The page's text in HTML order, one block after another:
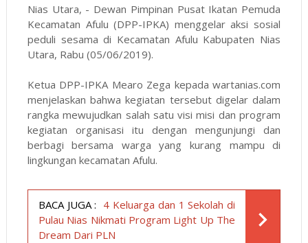
Nias Utara, - Dewan Pimpinan Pusat Ikatan Pemuda
Kecamatan Afulu (DPP-IPKA) menggelar aksi sosial
peduli sesama di Kecamatan Afulu Kabupaten Nias
Utara, Rabu (05/06/2019).
Ketua DPP-IPKA Mearo Zega kepadawartanias.com
menjelaskan bahwa kegiatan tersebut digelar dalam
rangka mewujudkan salah satu visi misi dan program
kegiatan organisasi itu dengan mengunjungi dan
berbagi bersama warga yang kurang mampu di
lingkungan kecamatan Afulu.
BACA JUGA : 4 Keluarga dan 1 Sekolah di
Pulau Nias Nikmati Program Light Up The
Dream Dari PLN